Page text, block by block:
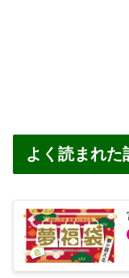
よく読まれた